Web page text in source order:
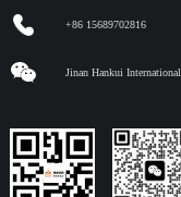
+86 15689702816
Jinan Hankui International